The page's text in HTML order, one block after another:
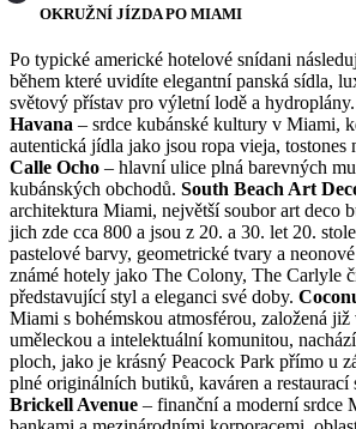
OKRUŽNÍ JÍZDA PO MIAMI
Po typické americké hotelové snídani
během které uvidíte elegantní panská sídla,
světový přístav pro výletní lodě a
Havana – srdce kubánské kultury v Miami,
autentická jídla jako jsou ropa vieja, tostones
Calle Ocho – hlavní ulice plná barevných
kubánských obchodů. South Beach Art
architektura Miami, největší soubor art deco
jich zde cca 800 a jsou z 20. a 30. let 20.
pastelové barvy, geometrické tvary a
známé hotely jako The Colony, The Carlyle
představující styl a eleganci své doby.
Miami s bohémskou atmosférou, založená
uměleckou a intelektuální komunitou,
ploch, jako je krásný Peacock Park přímo u
plné originálních butiků, kaváren a restaurací
Brickell Avenue – finanční a moderní srdce